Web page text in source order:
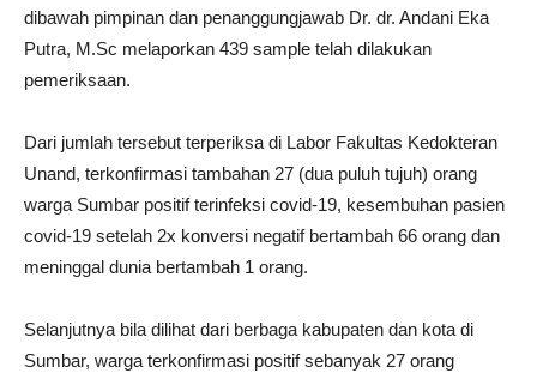
dibawah pimpinan dan penanggungjawab Dr. dr. Andani Eka
Putra, M.Sc melaporkan 439 sample telah dilakukan
pemeriksaan.
Dari jumlah tersebut terperiksa di Labor Fakultas Kedokteran
Unand, terkonfirmasi tambahan 27 (dua puluh tujuh) orang
warga Sumbar positif terinfeksi covid-19, kesembuhan pasien
covid-19 setelah 2x konversi negatif bertambah 66 orang dan
meninggal dunia bertambah 1 orang.
Selanjutnya bila dilihat dari berbaga kabupaten dan kota di
Sumbar, warga terkonfirmasi positif sebanyak 27 orang